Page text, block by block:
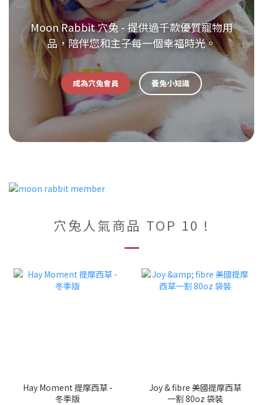
Moon Rabbit 穴兔 - 提供過千款優質寵物用
品，陪伴您和主子每一個幸福時光。
成為穴兔會員 養兔小知識
穴兔人氣商品 TOP 10 !
Hay Moment 提摩西草 -
冬季版
Joy & fibre 美國提摩西草
一割 80oz 袋裝